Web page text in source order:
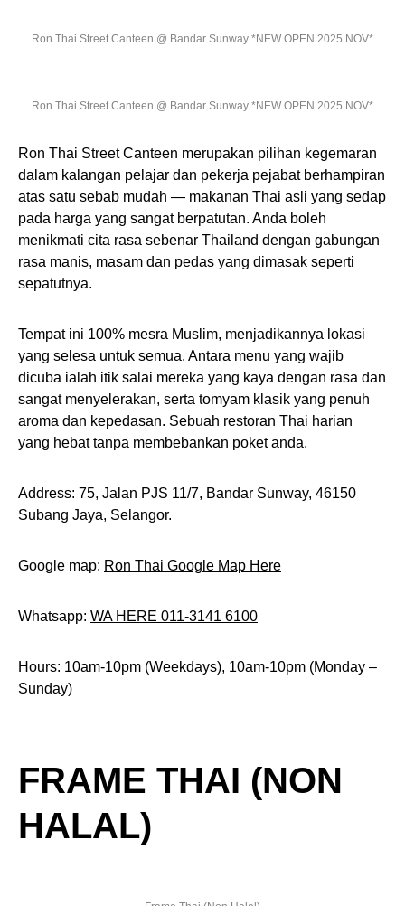
Ron Thai Street Canteen @ Bandar Sunway *NEW OPEN 2025 NOV*
Ron Thai Street Canteen @ Bandar Sunway *NEW OPEN 2025 NOV*
Ron Thai Street Canteen merupakan pilihan kegemaran
dalam kalangan pelajar dan pekerja pejabat berhampiran
atas satu sebab mudah — makanan Thai asli yang sedap
pada harga yang sangat berpatutan. Anda boleh
menikmati cita rasa sebenar Thailand dengan gabungan
rasa manis, masam dan pedas yang dimasak seperti
sepatutnya.
Tempat ini 100% mesra Muslim, menjadikannya lokasi
yang selesa untuk semua. Antara menu yang wajib
dicuba ialah itik salai mereka yang kaya dengan rasa dan
sangat menyelerakan, serta tomyam klasik yang penuh
aroma dan kepedasan. Sebuah restoran Thai harian
yang hebat tanpa membebankan poket anda.
Address: 75, Jalan PJS 11/7, Bandar Sunway, 46150
Subang Jaya, Selangor.
Google map: Ron Thai Google Map Here
Whatsapp: WA HERE 011-3141 6100
Hours: 10am-10pm (Weekdays), 10am-10pm (Monday –
Sunday)
FRAME THAI (NON
HALAL)